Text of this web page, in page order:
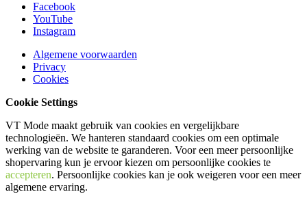
Facebook
YouTube
Instagram
Algemene voorwaarden
Privacy
Cookies
Cookie Settings
VT Mode maakt gebruik van cookies en vergelijkbare
technologieën. We hanteren standaard cookies om een optimale
werking van de website te garanderen. Voor een meer persoonlijke
shopervaring kun je ervoor kiezen om persoonlijke cookies te
accepteren. Persoonlijke cookies kan je ook weigeren voor een meer
algemene ervaring.